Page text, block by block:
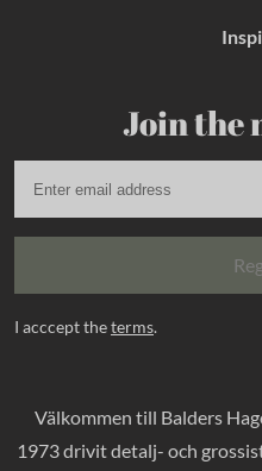
Join the
I acccept theterms.
Välkommen till Balders
1973 drivit detalj- och